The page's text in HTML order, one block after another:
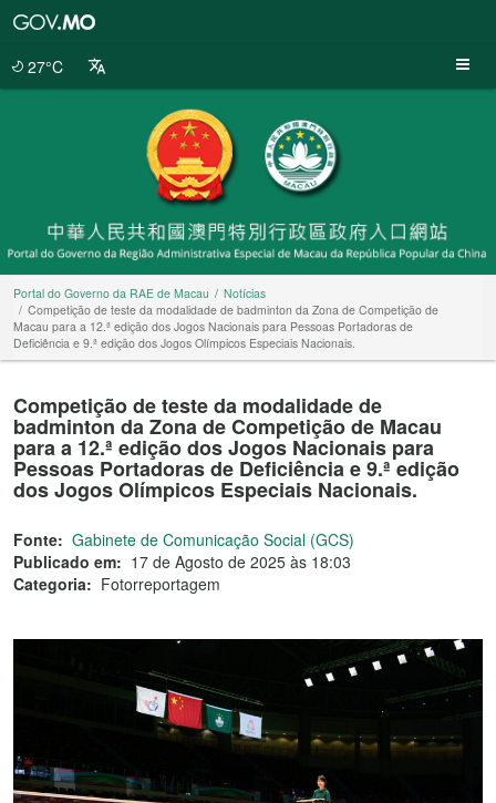
27°C
Portal do Governo da RAE de Macau
Notícias
Competição de teste da modalidade de badminton da Zona de Competição de
Macau para a 12.ª edição dos Jogos Nacionais para Pessoas Portadoras de
Deficiência e 9.ª edição dos Jogos Olímpicos Especiais Nacionais.
Competição de teste da modalidade de
badminton da Zona de Competição de Macau
para a 12.ª edição dos Jogos Nacionais para
Pessoas Portadoras de Deficiência e 9.ª edição
dos Jogos Olímpicos Especiais Nacionais.
Fonte: Gabinete de Comunicação Social (GCS)
Publicado em: 17 de Agosto de 2025 às 18:03
Categoria: Fotorreportagem